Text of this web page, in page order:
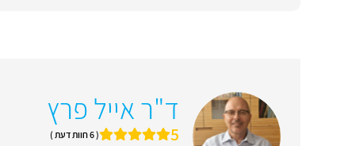
ד"ר אייל פרץ
5 ( 6 חוות דעת )